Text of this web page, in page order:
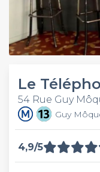
Le
54 Rue Guy
Guy
4,9/5